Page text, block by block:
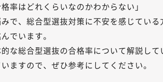
率はどれくらいなのかわからない」
で、総合型選抜対策に不安を感じてい
でいます。
な総合型選抜の合格率について解説し
ますので、ぜひ参考にしてください。